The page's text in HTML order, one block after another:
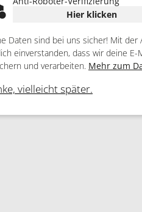
Beratung notwendig.
Hier klicken
Daten sind bei uns sicher! Mit
einverstanden, dass wir deine
und verarbeiten. Mehr zum
vielleicht später.